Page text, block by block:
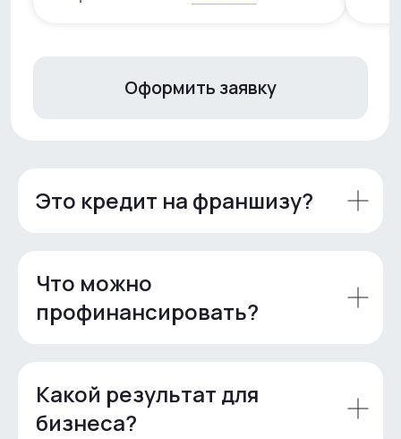
Это кредит на франшизу?
Что можно
профинансировать?
Какой результат для
бизнеса?
Заказать звонок
8 (922) 177-21-64